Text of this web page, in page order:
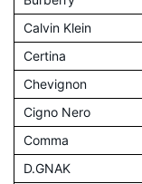
Calvin Klein
Certina
Chevignon
Cigno Nero
Comma
D.GNAK